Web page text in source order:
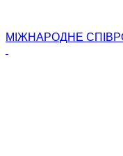
МІЖНАРОДНЕ